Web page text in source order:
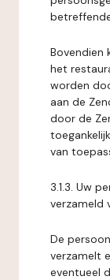
Bovendien
het
worden
aan de
door de
van
3.1.3. Uw
verzameld
De
verzamelt
eventueel